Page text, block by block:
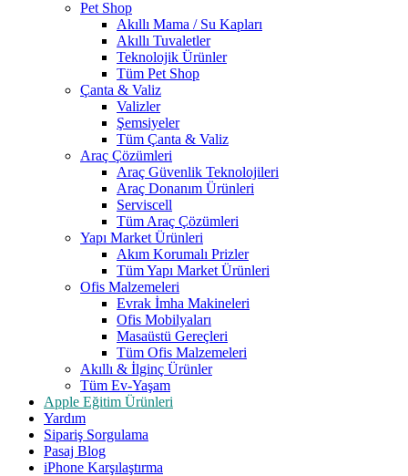
Pet Shop
Akıllı Mama / Su Kapları
Akıllı Tuvaletler
Teknolojik Ürünler
Tüm Pet Shop
Çanta & Valiz
Valizler
Şemsiyeler
Tüm Çanta & Valiz
Araç Çözümleri
Araç Güvenlik Teknolojileri
Araç Donanım Ürünleri
Serviscell
Tüm Araç Çözümleri
Yapı Market Ürünleri
Akım Korumalı Prizler
Tüm Yapı Market Ürünleri
Ofis Malzemeleri
Evrak İmha Makineleri
Ofis Mobilyaları
Masaüstü Gereçleri
Tüm Ofis Malzemeleri
Akıllı & İlginç Ürünler
Tüm Ev-Yaşam
Apple Eğitim Ürünleri
Yardım
Sipariş Sorgulama
Pasaj Blog
iPhone Karşılaştırma